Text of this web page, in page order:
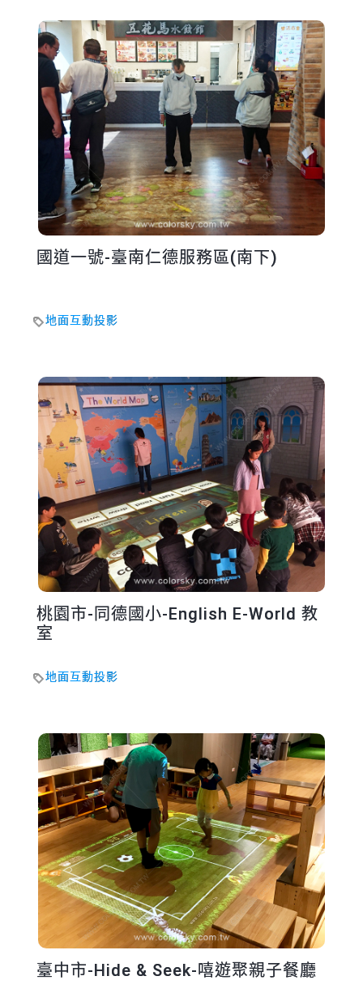
國道一號-臺南仁德服務區(南下)
地面互動投影
桃園市-同德國小-English E-World 教
室
地面互動投影
臺中市-Hide & Seek-嘻遊聚親子餐廳